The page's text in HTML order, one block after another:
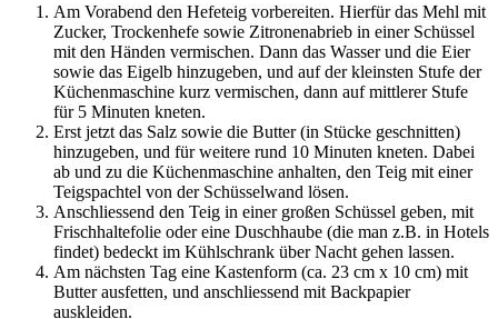
Am Vorabend den Hefeteig vorbereiten. Hierfür das Mehl mit
Zucker, Trockenhefe sowie Zitronenabrieb in einer Schüssel
mit den Händen vermischen. Dann das Wasser und die Eier
sowie das Eigelb hinzugeben, und auf der kleinsten Stufe der
Küchenmaschine kurz vermischen, dann auf mittlerer Stufe
für 5 Minuten kneten.
Erst jetzt das Salz sowie die Butter (in Stücke geschnitten)
hinzugeben, und für weitere rund 10 Minuten kneten. Dabei
ab und zu die Küchenmaschine anhalten, den Teig mit einer
Teigspachtel von der Schüsselwand lösen.
Anschliessend den Teig in einer großen Schüssel geben, mit
Frischhaltefolie oder eine Duschhaube (die man z.B. in Hotels
findet) bedeckt im Kühlschrank über Nacht gehen lassen.
Am nächsten Tag eine Kastenform (ca. 23 cm x 10 cm) mit
Butter ausfetten, und anschliessend mit Backpapier
auskleiden.